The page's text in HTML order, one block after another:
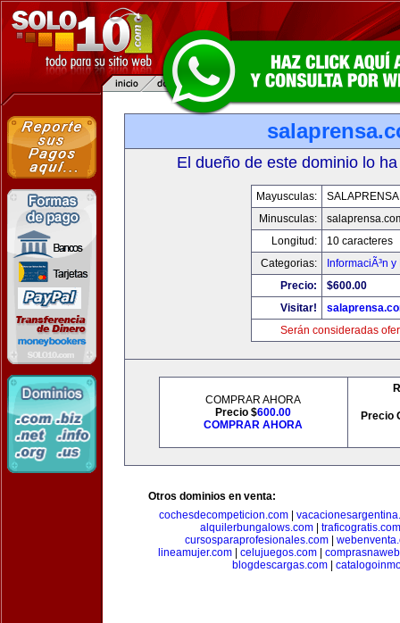
El dueño de este dominio lo
Mayusculas:
Minusculas:
Longitud:
10 caracteres
Categorias:
InformaciÃ³n
Precio:
$600.00
Visitar!
Serán consideradas
COMPRAR AHORA
Precio $600.00
COMPRAR AHORA
Precio
Otros dominios en venta:
cochesdecompeticion.com
alquilerbungalows.com| traficogratis.com
cursosparaprofesionales.com|
lineamujer.com| celujuegos.com|
blogdescargas.com|